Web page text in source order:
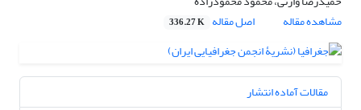
مشاهده مقاله
اصل مقاله 336.27 K
مقالات آماده انتشار